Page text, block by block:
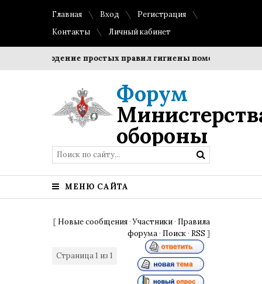
Главная Вход
Регистрация
Контакты
Личный кабинет
Соблюдение простых правил гигиены помогает
Форум
обороны
МЕНЮ САЙТА
[ Новые сообщения ·Участники · Правила
форума · Поиск · RSS ]
Страница1 из 1